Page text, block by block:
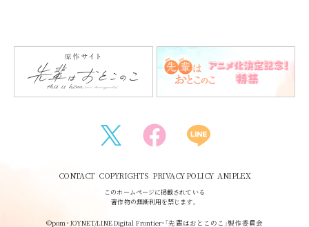
Blu-ray&DVD
Special
CONTACT COPYRIGHTS PRIVACY POLICY ANIPLEX
このホームページに掲載されている
著作物の無断利用を禁じます。
©pom・JOYNET/LINE Digital Frontier・「先輩はおとこのこ」製作委員会